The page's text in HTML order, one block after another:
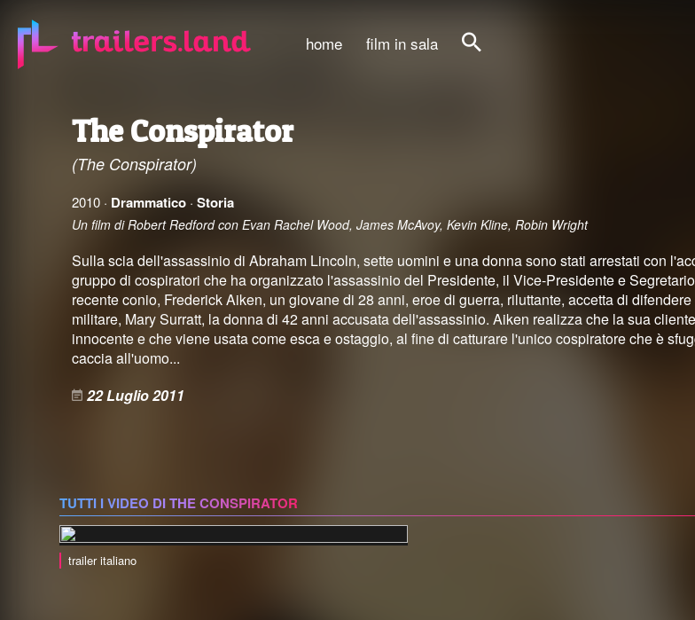
home film in sala
The Conspirator
(The Conspirator)
2010 · Drammatico· Storia
Un film di Robert Redford con Evan Rachel Wood, James McAvoy, Kevin Kline, Robin Wright
Sulla scia dell'assassinio di Abraham Lincoln, sette uomini e una donna sono stati arrestati con
gruppo di cospiratori che ha organizzato l'assassinio del Presidente, il Vice-Presidente e
recente conio, Frederick Aiken, un giovane di 28 anni, eroe di guerra, riluttante, accetta di
militare, Mary Surratt, la donna di 42 anni accusata dell'assassinio. Aiken realizza che la sua
innocente e che viene usata come esca e ostaggio, al fine di catturare l'unico cospiratore che è
caccia all'uomo...
22 Luglio 2011
TUTTI I VIDEO DI THE CONSPIRATOR
trailer italiano